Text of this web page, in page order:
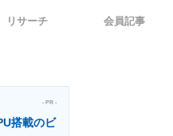
分かる
リサーチ 会員記事
- PR -
搭載のビ